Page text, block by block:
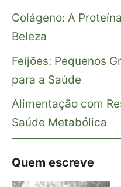
Colágeno: A
Beleza
Feijões: Pequenos
para a Saúde
Alimentação com
Saúde Metabólica
Quem escreve